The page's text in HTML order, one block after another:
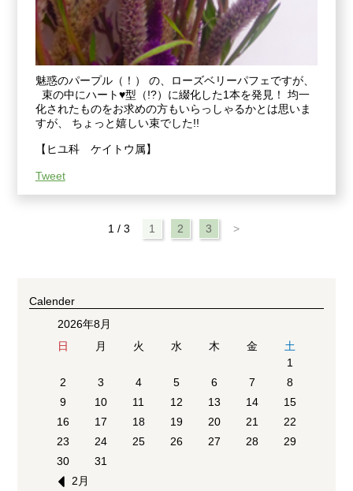
魅惑のパープル（！） の、ローズベリーパフェですが、
束の中にハート♥型（!?）に綴化した1本を発見！ 均一
化されたものをお求めの方もいらっしゃるかとは思いま
すが、 ちょっと嬉しい束でした!!
【ヒユ科 ケイトウ属】
Tweet
1 / 3 1 2 3 >
Calender
2026年8月
日
月 火 水 木 金 土
2月
1
2
3 4 5 6 7
8
9
10 11 12 13 14
15
16
17 18 19 20 21
22
23
24 25 26 27 28
29
30
31